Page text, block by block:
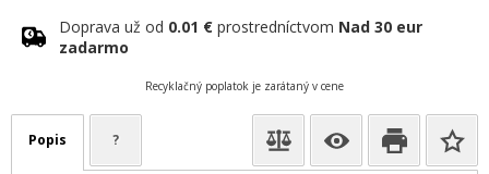
Doprava už od 0.01 € prostredníctvom Nad 30 eur
zadarmo
Recyklačný poplatok je zarátaný v cene
Popis ?